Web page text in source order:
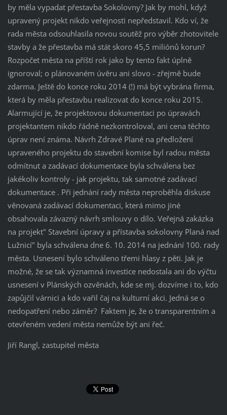
by měla vypadat přestavba Sokolovny? Jak by mohl, když
upravený projekt nikdo veřejnosti nepředstavil. Kdo ví, že
rada města odsouhlasila novou soutěž pro výběr zhotovitele
stavby a že přestavba má stát skoro 45,5 miliónů korun?
Rozpočet města na příští rok jako by tento fakt úplně
ignoroval; o plánovaném úvěru ani slovo - zřejmě bude
zdarma. Ještě do konce roku 2014 (!) má být vybrána firma,
která by měla přestavbu realizovat do konce roku 2015.
Alarmující je, že projektovou dokumentaci po úpravách
projektantem nikdo řádně nezkontroloval, ani cena těchto
úprav není známa. Návrh Zdravé Plané na předložení
upraveného projektu do stavební komise byl radou města
odmítnut a zadávací dokumentace byla schválena bez
jakékoliv kontroly - jak projektu, tak samotné zadávací
dokumentace . Při jednání rady města neproběhla diskuse
věnovaná zadávací dokumentaci, která mimo jiné
obsahovala závazný návrh smlouvy o dílo. Veřejná zakázka
na projekt" Stavební úpravy a přístavba sokolovny Planá nad
Lužnicí" byla schválena dne 6. 10. 2014 na jednání 100. rady
města. Usnesení bylo schváleno třemi hlasy z pěti. Jak je
možné, že se tak významná investice nedostala ani do výčtu
usnesení v Plánských ozvěnách, kde se mj. dozvíme i to, kdo
zapůjčil várnici a kdo vařil čaj na kulturní akci. Jedná se o
nedopatření nebo záměr? Faktem je, že o transparentním a
otevřeném vedení města nemůže být ani řeč.
Jiří Rangl, zastupitel města